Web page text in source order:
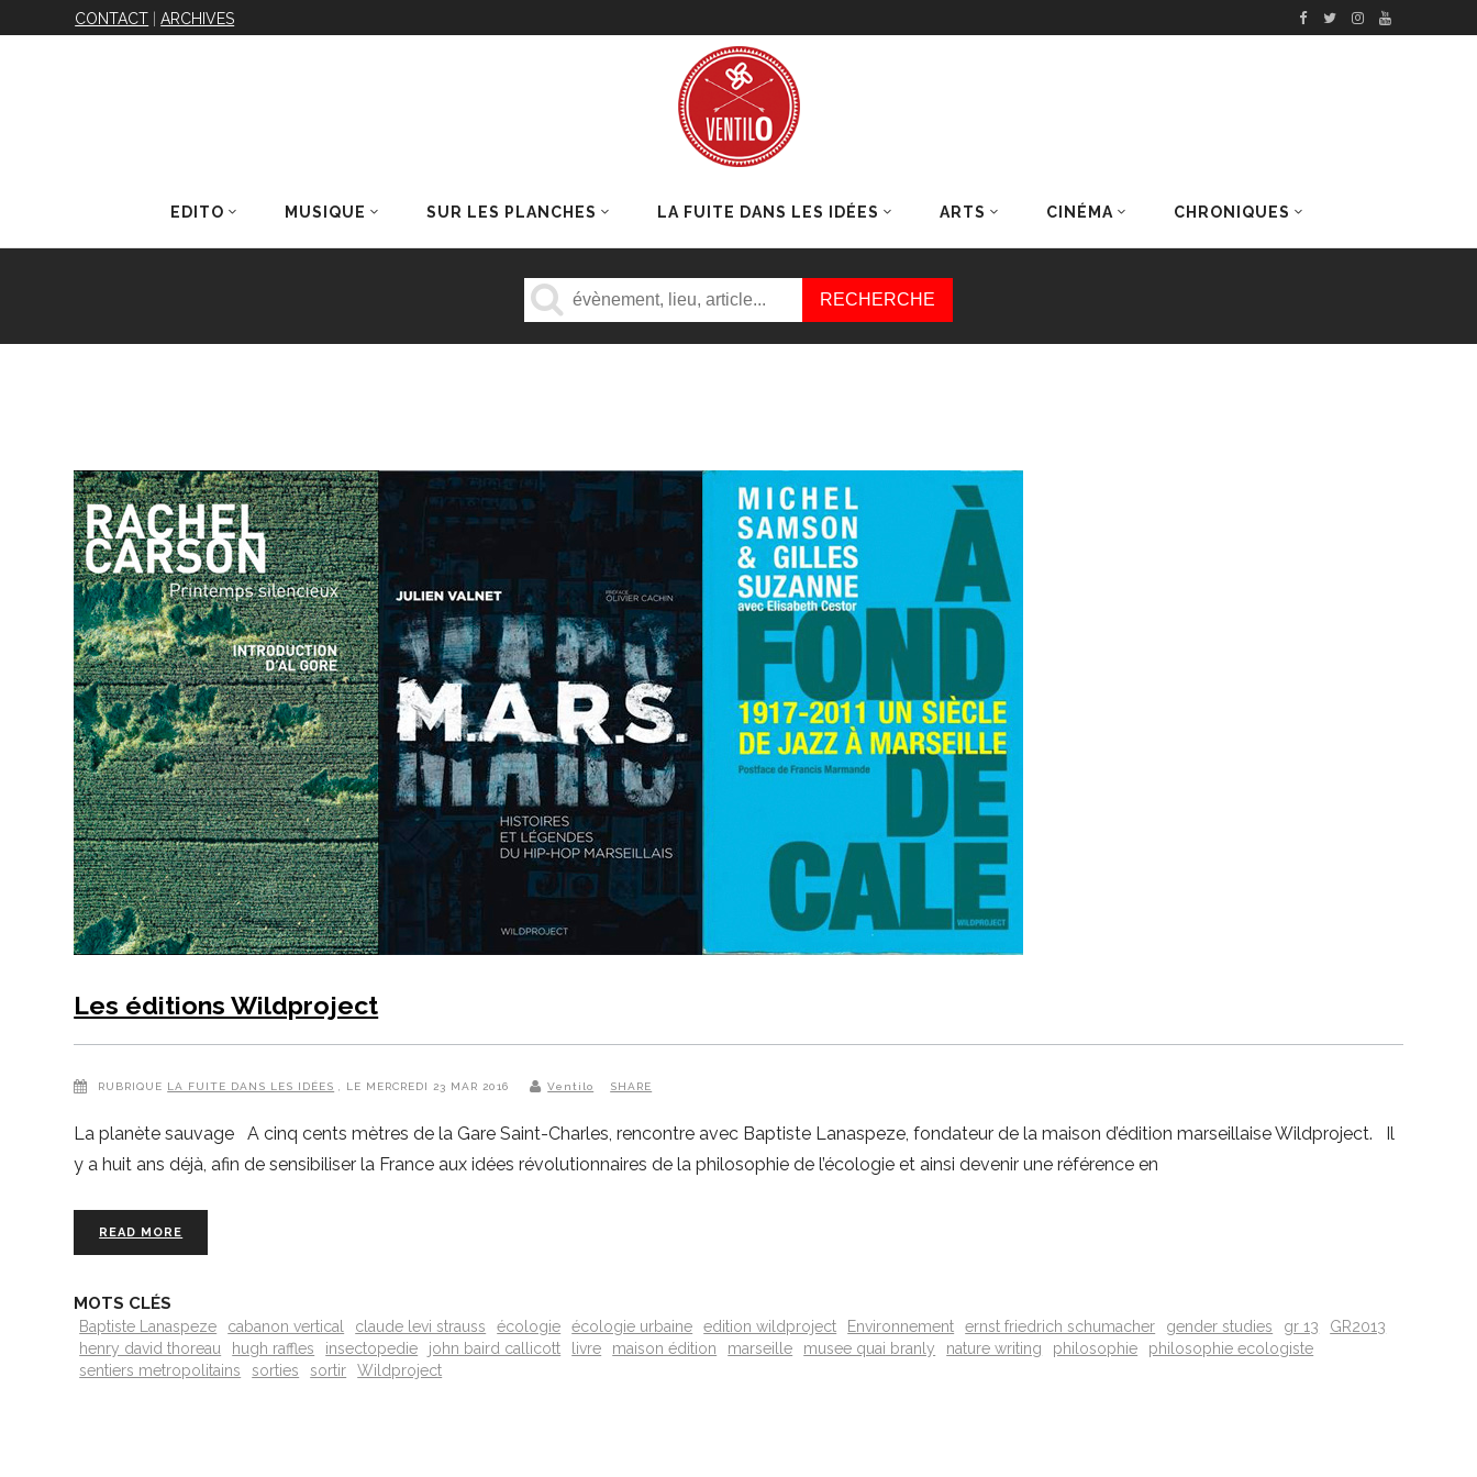
CONTACT |ARCHIVES
EDITO MUSIQUE SUR LES PLANCHES LA FUITE DANS LES IDÉES ARTS CINÉMA CHRONIQUES
DERNIERS ARTICLES
Les éditions Wildproject
RUBRIQUE LA FUITE DANS LES IDÉES , LE MERCREDI 23 MAR 2016 Ventilo SHARE
La planète sauvage A cinq cents mètres de la Gare Saint-Charles, rencontre avec Baptiste Lanaspeze, fondateur de la maison d’édition marseillaise Wildproject. Il
y a huit ans déjà, afin de sensibiliser la France aux idées révolutionnaires de la philosophie de l’écologie et ainsi devenir une référence en
READ MORE
MOTS CLÉS
Baptiste Lanaspeze cabanon vertical claude levi strauss écologie écologie urbaine edition wildproject Environnement ernst friedrich schumacher gender studies gr 13
GR2013
henry david thoreau
hugh raffles insectopedie john baird callicott livre maison édition marseille musee quai branly nature writing philosophie
philosophie ecologiste
sentiers metropolitains
sorties sortir Wildproject